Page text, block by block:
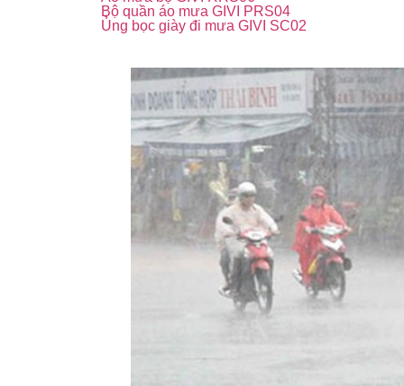
Bộ quần áo mưa GIVI PRS04
Ủng bọc giày đi mưa GIVI SC02